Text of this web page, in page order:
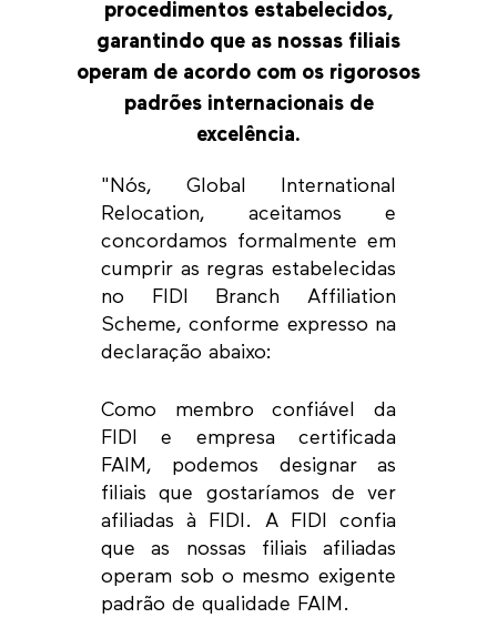
procedimentos estabelecidos,
garantindo que as nossas filiais
operam de acordo com os rigorosos
padrões internacionais de
excelência.
"Nós, Global International
Relocation, aceitamos e
concordamos formalmente em
cumprir as regras estabelecidas
no FIDI Branch Affiliation
Scheme, conforme expresso na
declaração abaixo:
Como membro confiável da
FIDI e empresa certificada
FAIM, podemos designar as
filiais que gostaríamos de ver
afiliadas à FIDI. A FIDI confia
que as nossas filiais afiliadas
operam sob o mesmo exigente
padrão de qualidade FAIM.